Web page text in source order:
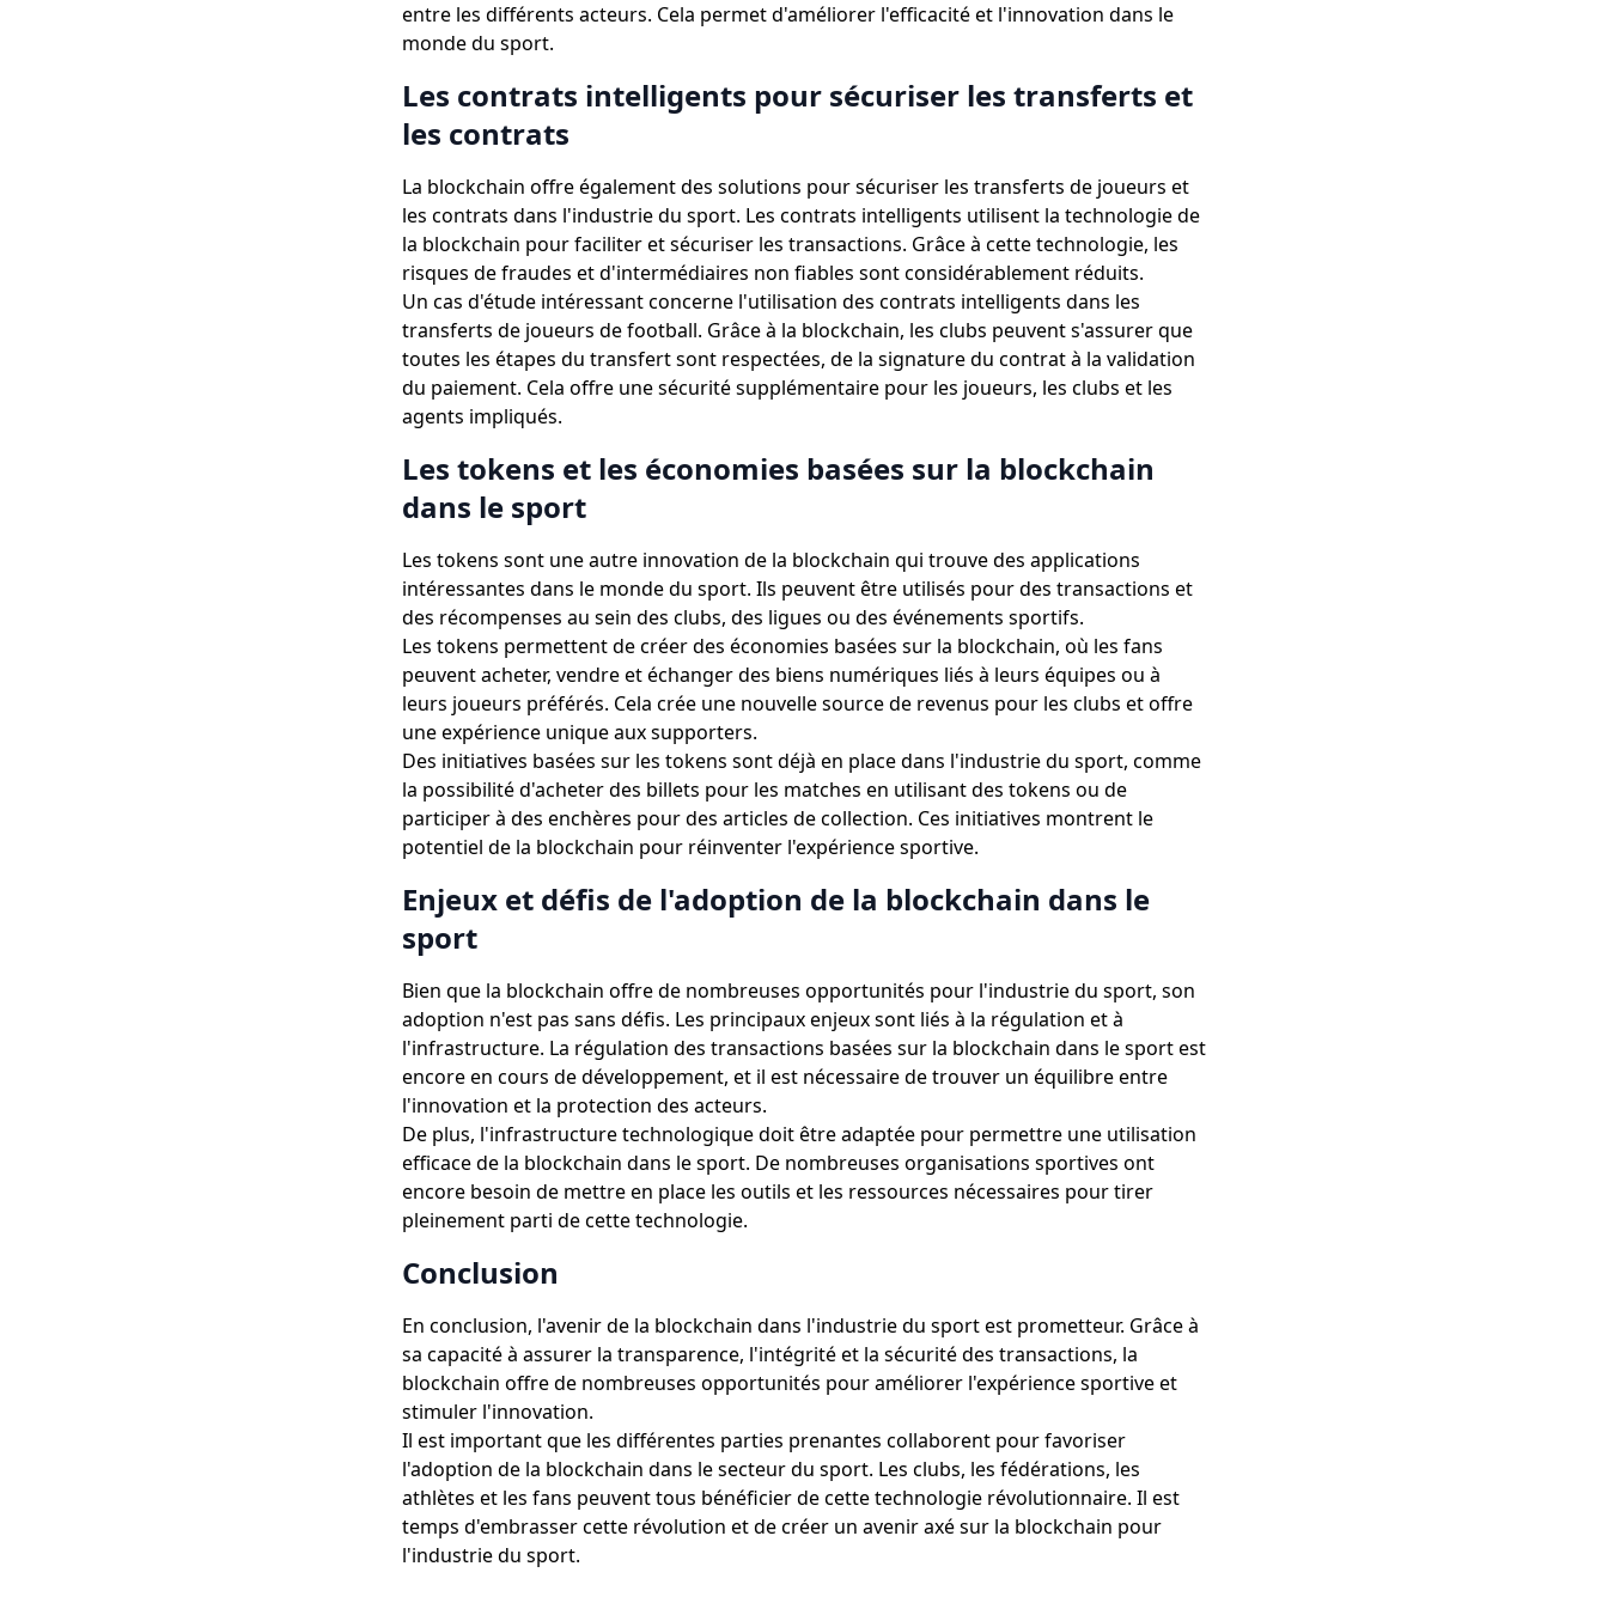
entre les différents acteurs. Cela permet d'améliorer l'efficacité et l'innovation dans le
monde du sport.
Les contrats intelligents pour sécuriser les transferts et
les contrats
La blockchain offre également des solutions pour sécuriser les transferts de joueurs et
les contrats dans l'industrie du sport. Les contrats intelligents utilisent la technologie de
la blockchain pour faciliter et sécuriser les transactions. Grâce à cette technologie, les
risques de fraudes et d'intermédiaires non fiables sont considérablement réduits.
Un cas d'étude intéressant concerne l'utilisation des contrats intelligents dans les
transferts de joueurs de football. Grâce à la blockchain, les clubs peuvent s'assurer que
toutes les étapes du transfert sont respectées, de la signature du contrat à la validation
du paiement. Cela offre une sécurité supplémentaire pour les joueurs, les clubs et les
agents impliqués.
Les tokens et les économies basées sur la blockchain
dans le sport
Les tokens sont une autre innovation de la blockchain qui trouve des applications
intéressantes dans le monde du sport. Ils peuvent être utilisés pour des transactions et
des récompenses au sein des clubs, des ligues ou des événements sportifs.
Les tokens permettent de créer des économies basées sur la blockchain, où les fans
peuvent acheter, vendre et échanger des biens numériques liés à leurs équipes ou à
leurs joueurs préférés. Cela crée une nouvelle source de revenus pour les clubs et offre
une expérience unique aux supporters.
Des initiatives basées sur les tokens sont déjà en place dans l'industrie du sport, comme
la possibilité d'acheter des billets pour les matches en utilisant des tokens ou de
participer à des enchères pour des articles de collection. Ces initiatives montrent le
potentiel de la blockchain pour réinventer l'expérience sportive.
Enjeux et défis de l'adoption de la blockchain dans le
sport
Bien que la blockchain offre de nombreuses opportunités pour l'industrie du sport, son
adoption n'est pas sans défis. Les principaux enjeux sont liés à la régulation et à
l'infrastructure. La régulation des transactions basées sur la blockchain dans le sport est
encore en cours de développement, et il est nécessaire de trouver un équilibre entre
l'innovation et la protection des acteurs.
De plus, l'infrastructure technologique doit être adaptée pour permettre une utilisation
efficace de la blockchain dans le sport. De nombreuses organisations sportives ont
encore besoin de mettre en place les outils et les ressources nécessaires pour tirer
pleinement parti de cette technologie.
Conclusion
En conclusion, l'avenir de la blockchain dans l'industrie du sport est prometteur. Grâce à
sa capacité à assurer la transparence, l'intégrité et la sécurité des transactions, la
blockchain offre de nombreuses opportunités pour améliorer l'expérience sportive et
stimuler l'innovation.
Il est important que les différentes parties prenantes collaborent pour favoriser
l'adoption de la blockchain dans le secteur du sport. Les clubs, les fédérations, les
athlètes et les fans peuvent tous bénéficier de cette technologie révolutionnaire. Il est
temps d'embrasser cette révolution et de créer un avenir axé sur la blockchain pour
l'industrie du sport.